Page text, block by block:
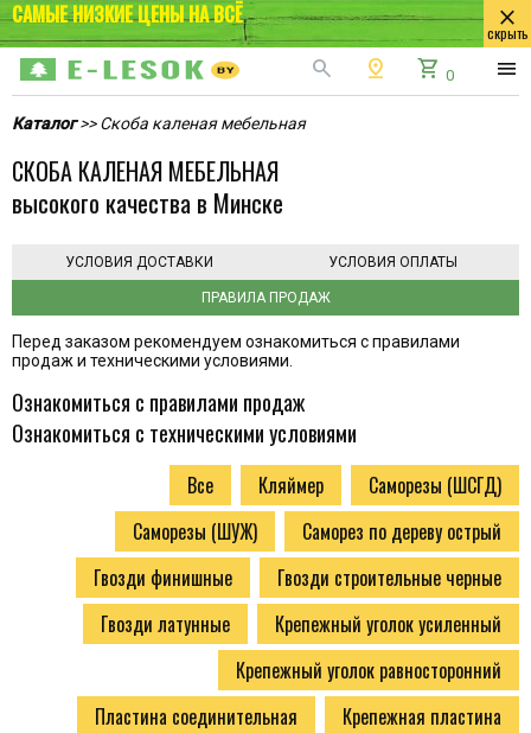
САМЫЕ НИЗКИЕ ЦЕНЫ НА ВСЁ close
скрыть
search pin_drop shopping_cart 0 menu
Каталог>> Скоба каленая мебельная
СКОБА КАЛЕНАЯ МЕБЕЛЬНАЯ
высокого качества в Минске
ПРАВИЛА ПРОДАЖ
УСЛОВИЯ ДОСТАВКИ УСЛОВИЯ ОПЛАТЫ
Перед заказом рекомендуем ознакомиться с правилами
продаж и техническими условиями.
Ознакомиться с правилами продаж
Ознакомиться с техническими условиями
Все Кляймер
Саморезы (ШСГД)
Саморезы (ШУЖ)
Саморез по дереву острый
Гвозди финишные
Гвозди строительные черные
Гвозди латунные
Крепежный уголок усиленный
Крепежный уголок равносторонний
Пластина соединительная
Крепежная пластина